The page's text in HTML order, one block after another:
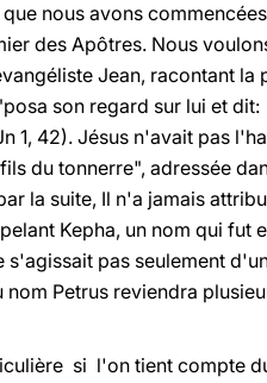
nous avons
des Apôtres. Nous
Jean, racontant la
son regard sur lui et
42). Jésus n'avait pas
du tonnerre", adressée
la suite, Il n'a jamais
Kepha, un nom qui fut
pas seulement
Petrus reviendra
si l'on tient compte